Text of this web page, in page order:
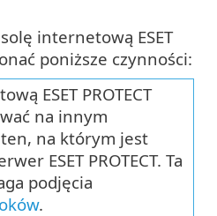
internetową ESET
poniższe czynności:
ESET PROTECT
na innym
na którym jest
ESET PROTECT. Ta
podjęcia
.